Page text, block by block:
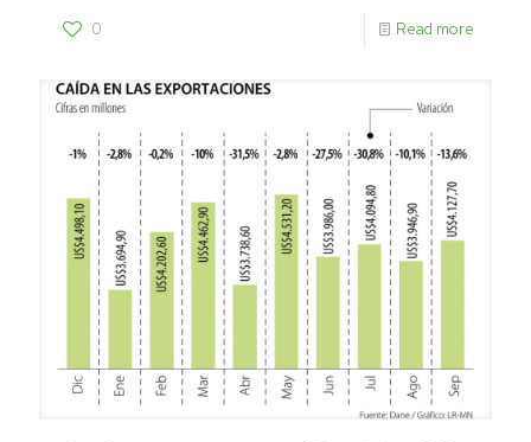
0 Read more